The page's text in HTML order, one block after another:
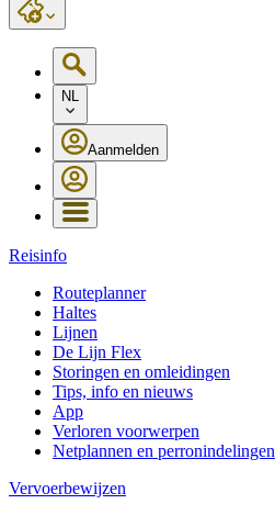
NL
Aanmelden
Reisinfo
Routeplanner
Haltes
Lijnen
De Lijn Flex
Storingen en omleidingen
Tips, info en nieuws
App
Verloren voorwerpen
Netplannen en perronindelingen
Vervoerbewijzen